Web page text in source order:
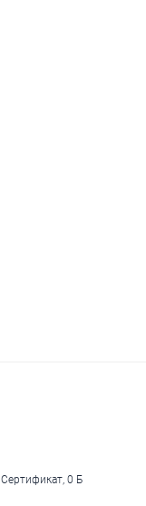
Сертификат, 0 Б